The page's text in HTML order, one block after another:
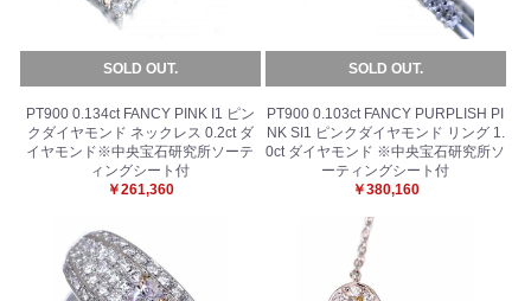
SOLD OUT.
PT900 0.134ct FANCY PINK I1 ピン
クダイヤモンド ネックレス 0.2ct ダ
イヤモンド※中央宝石研究所ソーテ
ィングシート付
￥261,360
SOLD OUT.
PT900 0.103ct FANCY PURPLISH PI
NK SI1 ピンクダイヤモンド リング 1.
0ct ダイヤモンド ※中央宝石研究所ソ
ーティングシート付
￥380,160